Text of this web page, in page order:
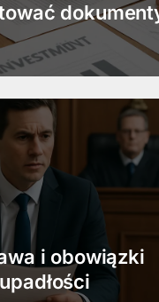
i obowiązki